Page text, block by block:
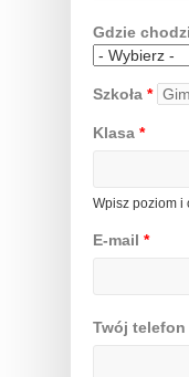
Gdzie
Szkoła *
Klasa *
Wpisz poziom i
E-mail *
Twój telefon